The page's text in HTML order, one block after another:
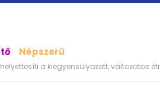
Népszerű
a kiegyensúlyozott, változatos